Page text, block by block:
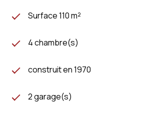
Surface 110 m²
4 chambre(s)
construit en 1970
2 garage(s)